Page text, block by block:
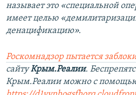
называет это «специальной
имеет целью
денацификацию».
Роскомнадзор пытается
сайтуКрым.Реалии.
Крым.Реалии можно с